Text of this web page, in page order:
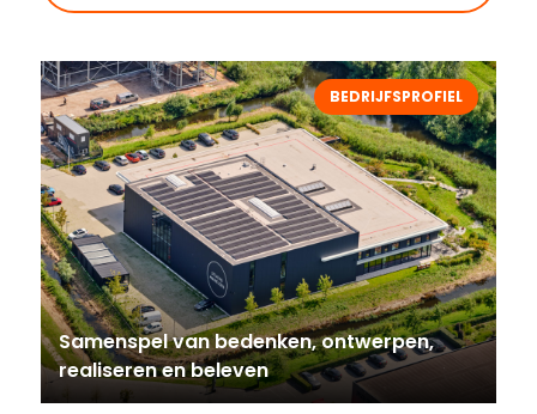
BEDRIJFSPROFIEL
Samenspel van bedenken, ontwerpen,
realiseren en beleven